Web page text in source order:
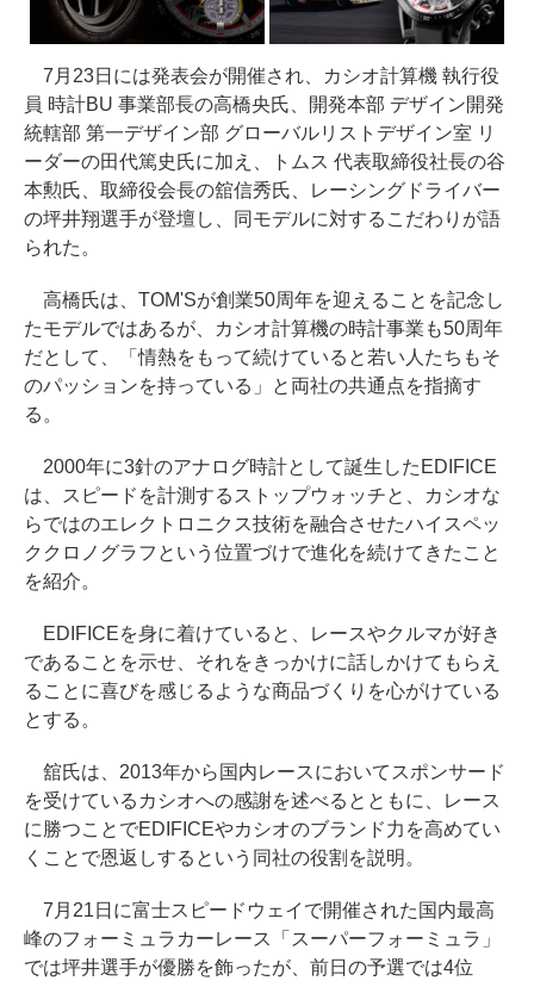
7月23日には発表会が開催され、カシオ計算機 執行役
員 時計BU 事業部長の高橋央氏、開発本部 デザイン開発
統轄部 第一デザイン部 グローバルリストデザイン室 リ
ーダーの田代篤史氏に加え、トムス 代表取締役社長の谷
本勲氏、取締役会長の舘信秀氏、レーシングドライバー
の坪井翔選手が登壇し、同モデルに対するこだわりが語
られた。
高橋氏は、TOM'Sが創業50周年を迎えることを記念し
たモデルではあるが、カシオ計算機の時計事業も50周年
だとして、「情熱をもって続けていると若い人たちもそ
のパッションを持っている」と両社の共通点を指摘す
る。
2000年に3針のアナログ時計として誕生したEDIFICE
は、スピードを計測するストップウォッチと、カシオな
らではのエレクトロニクス技術を融合させたハイスペッ
ククロノグラフという位置づけで進化を続けてきたこと
を紹介。
EDIFICEを身に着けていると、レースやクルマが好き
であることを示せ、それをきっかけに話しかけてもらえ
ることに喜びを感じるような商品づくりを心がけている
とする。
舘氏は、2013年から国内レースにおいてスポンサード
を受けているカシオへの感謝を述べるとともに、レース
に勝つことでEDIFICEやカシオのブランド力を高めてい
くことで恩返しするという同社の役割を説明。
7月21日に富士スピードウェイで開催された国内最高
峰のフォーミュラカーレース「スーパーフォーミュラ」
では坪井選手が優勝を飾ったが、前日の予選では4位